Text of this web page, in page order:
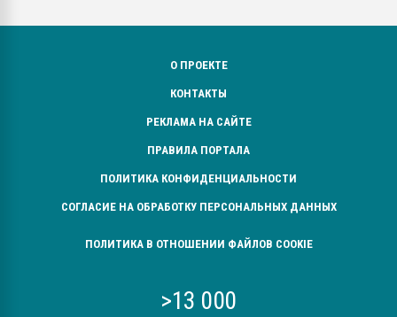
О ПРОЕКТЕ
КОНТАКТЫ
РЕКЛАМА НА САЙТЕ
ПРАВИЛА ПОРТАЛА
ПОЛИТИКА КОНФИДЕНЦИАЛЬНОСТИ
СОГЛАСИЕ НА ОБРАБОТКУ ПЕРСОНАЛЬНЫХ ДАННЫХ
ПОЛИТИКА В ОТНОШЕНИИ ФАЙЛОВ COOKIE
>13 000